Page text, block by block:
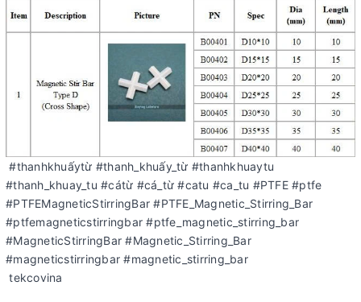
#thanhkhuấytừ #thanh_khuấy_từ #thanhkhuaytu
#thanh_khuay_tu #cátừ #cá_từ #catu #ca_tu #PTFE #ptfe
#PTFEMagneticStirringBar #PTFE_Magnetic_Stirring_Bar
#ptfemagneticstirringbar #ptfe_magnetic_stirring_bar
#MagneticStirringBar #Magnetic_Stirring_Bar
#magneticstirringbar #magnetic_stirring_bar
tekcovina